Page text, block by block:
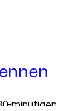
minütigen